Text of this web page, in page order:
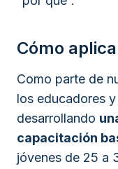
Cómo
Como parte de
los educadores
desarrollando
capacitación
jóvenes de 25 a